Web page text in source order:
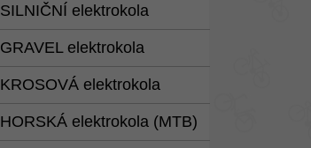
SILNIČNÍ elektrokola
GRAVEL elektrokola
KROSOVÁ elektrokola
HORSKÁ elektrokola (MTB)